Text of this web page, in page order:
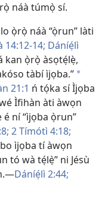
náà túmọ̀ sí.
ọ̀rọ̀ náà “ọ̀run” làti
14:12-14; Dáníẹ́lì
kan ọ̀rọ̀ àsọtẹ́lẹ̀,
tàbí ìjọba.” a
21:1 ń tọ́ka sí Ìjọba
Ìfihàn àti àwọn
ní “ìjọba ọ̀run”
2 Tímótì 4:18;
ìjọba tí àwọn
tó wà tẹ́lẹ̀” ni Jésù
Dáníẹ́lì 2:44;